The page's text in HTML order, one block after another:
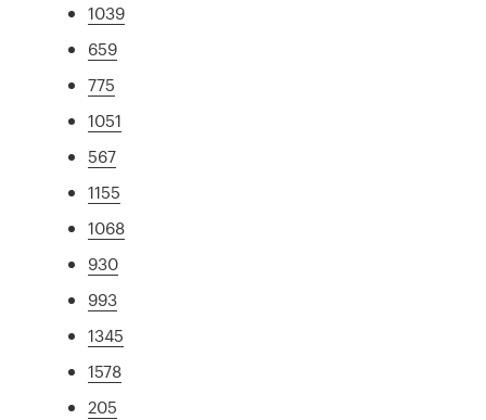
1039
659
775
1051
567
1155
1068
930
993
1345
1578
205